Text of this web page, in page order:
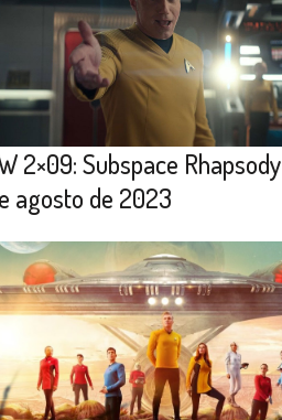
2×09: Subspace Rhapsody
agosto de 2023